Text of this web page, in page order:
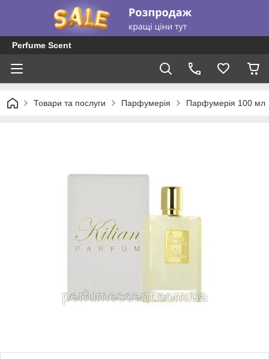
Perfume Scent
Товари та послуги Парфумерія Парфумерія 100 мл